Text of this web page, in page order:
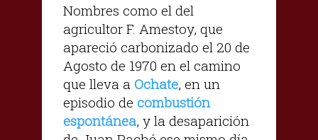
Nombres como el del
agricultor F. Amestoy, que
apareció carbonizado el 20 de
Agosto de 1970 en el camino
que lleva a Ochate, en un
episodio de combustión
espontánea, y la desaparición